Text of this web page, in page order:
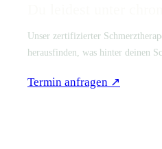
Unser zertifizierter
herausfinden, was hinter deinen
Termin anfragen ↗